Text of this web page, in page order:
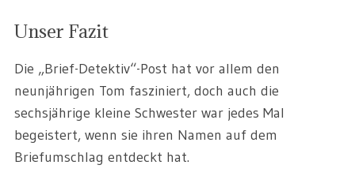
Unser Fazit
Die „Brief-Detektiv“-Post hat vor allem den
neunjährigen Tom fasziniert, doch auch die
sechsjährige kleine Schwester war jedes Mal
begeistert, wenn sie ihren Namen auf dem
Briefumschlag entdeckt hat.